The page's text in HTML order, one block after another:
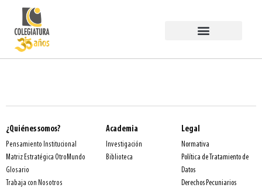
¿Quiénes somos?
Pensamiento Institucional
Matriz Estratégica OtroMundo
Glosario
Trabaja con Nosotros
Academia
Investigación
Biblioteca
Legal
Normativa
Política de Tratamiento de
Datos
Derechos Pecuniarios